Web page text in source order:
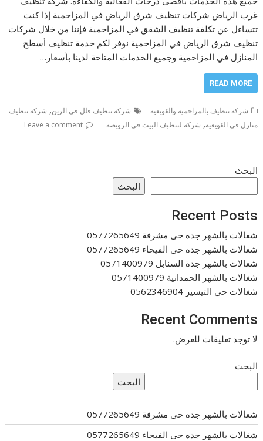
غرب الرياض شركات تنظيف شرق الرياض في المزاحمية إذا كنت
تتساءل عن تكلفة تنظيف الشقق في المزاحمية فإننا من خلال شركات
تنظيف شرق الرياض في المزاحمية نوفر لكم خدمة تنظيف أسطح
المنازل في المزاحمية وجميع الخدمات المتاحة لدينا بأسعار…
READ MORE
شركة تنظيف بالمزاحمية والقويعية شركة تنظيف فلل في الرين, شركة تنظيف
منازل في القويعية, شركة لتنظيف البيت في الرويضة Leave a comment
البحث
البحث
Recent Posts
شغالات بالشهر جده حى مشرفة 0577265649
شغالات بالشهر جده حى الفيحاء 0577265649
شغالات بالشهر جدة السنابل 0571400979
شغالات بالشهر الحمدانية 0571400979
شغالات حي التيسير 0562346904
Recent Comments
لا توجد تعليقات للعرض.
البحث
البحث
شغالات بالشهر جده حى مشرفة 0577265649
شغالات بالشهر جده حى الفيحاء 0577265649